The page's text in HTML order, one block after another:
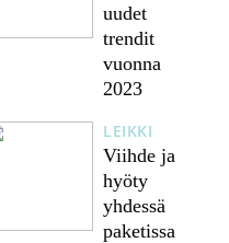
uudet
trendit
vuonna
2023
LEIKKI
Viihde ja
hyöty
yhdessä
paketissa